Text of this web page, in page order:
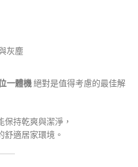
灰塵
一體機絕對是值得考慮的最佳解
持乾爽與潔淨，
適居家環境。